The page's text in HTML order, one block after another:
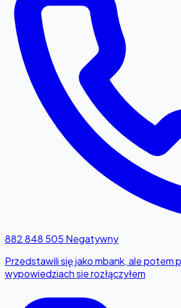
882 848 505 Negatywny
Przedstawili się jako mbank, ale potem
wypowiedziach sie rozłączyłem